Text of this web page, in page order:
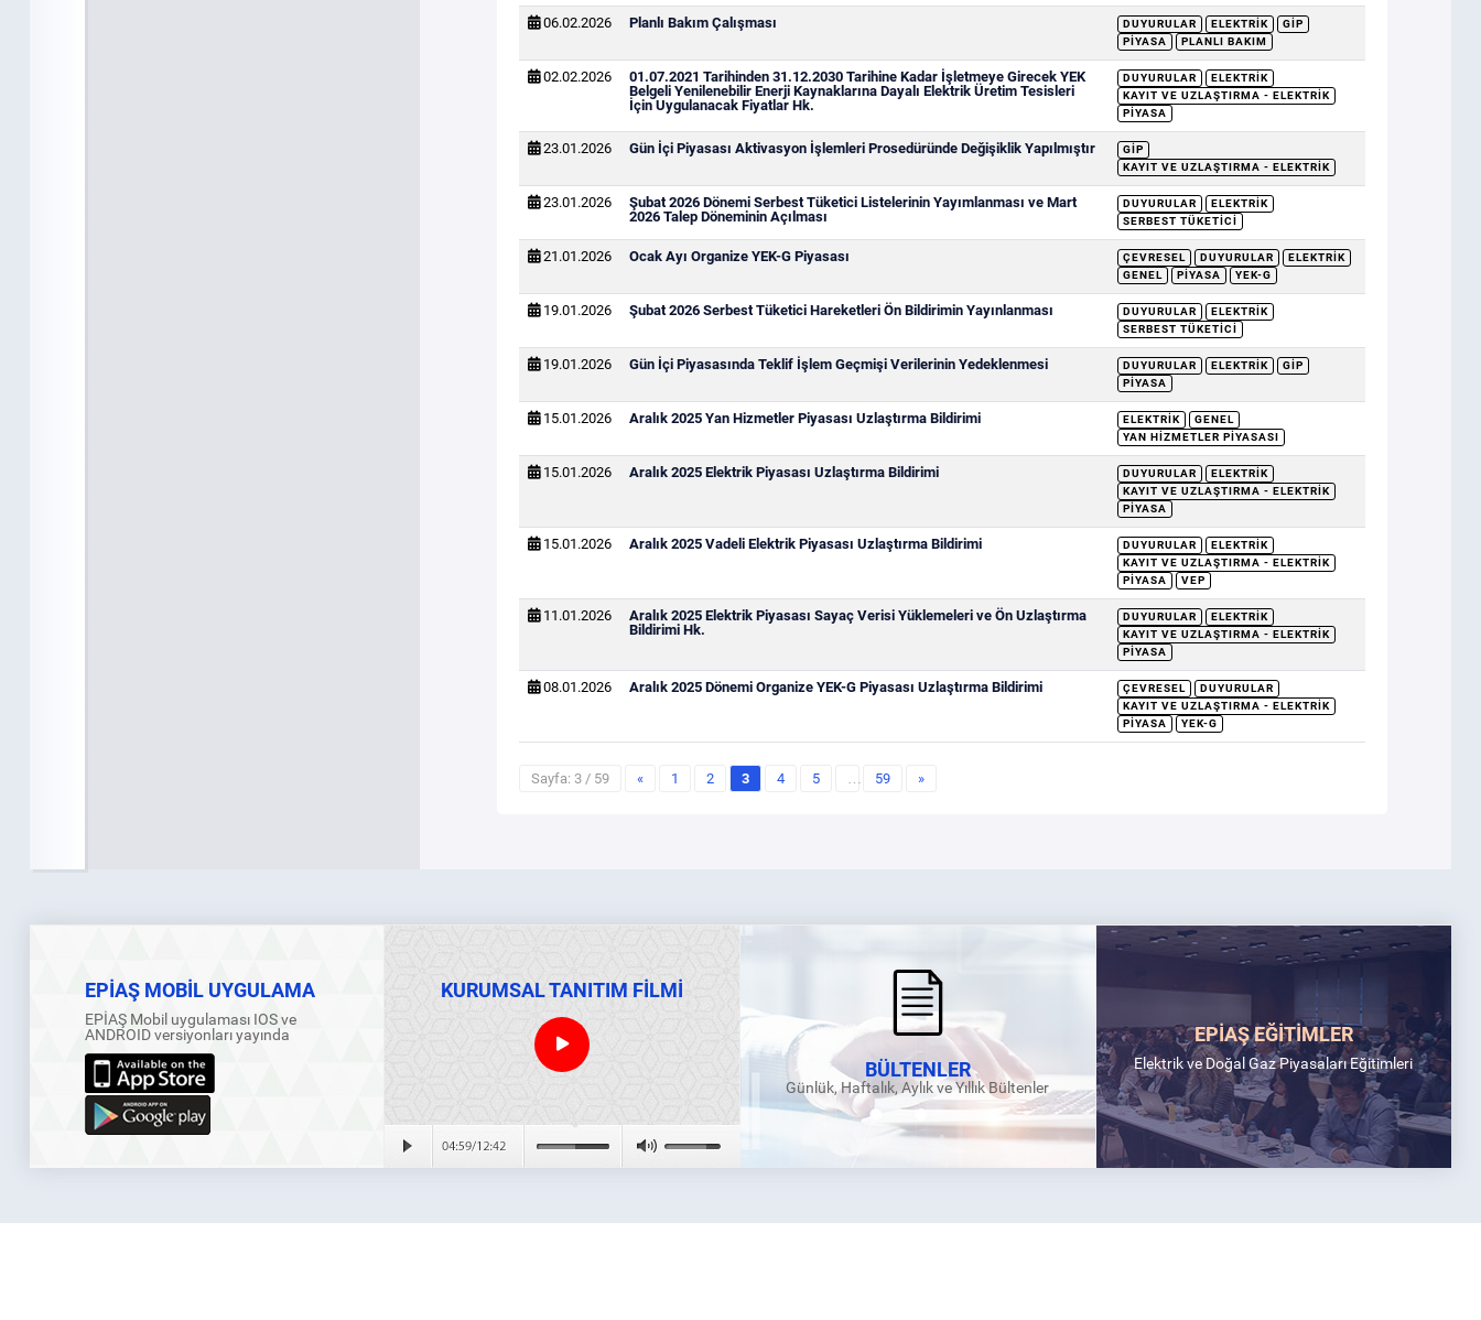
06.02.2026 Planlı Bakım Çalışması DUYURULAR ELEKTRIK
GİP
PIYASA
PLANLI BAKIM
02.02.2026
01.07.2021 Tarihinden 31.12.2030 Tarihine Kadar İşletmeye Girecek YEK
Belgeli Yenilenebilir Enerji Kaynaklarına Dayalı Elektrik Üretim Tesisleri
İçin Uygulanacak Fiyatlar Hk.
DUYURULAR
ELEKTRIK
KAYIT VE UZLAŞTIRMA - ELEKTRIK
PIYASA
23.01.2026 Gün İçi Piyasası Aktivasyon İşlemleri Prosedüründe Değişiklik Yapılmıştır
GİP
KAYIT VE UZLAŞTIRMA - ELEKTRIK
23.01.2026
Şubat 2026 Dönemi Serbest Tüketici Listelerinin Yayımlanması ve Mart
2026 Talep Döneminin Açılması
DUYURULAR
ELEKTRIK
SERBEST TÜKETICI
21.01.2026 Ocak Ayı Organize YEK-G Piyasası ÇEVRESEL DUYURULAR
ELEKTRIK
GENEL
PIYASA YEK-G
19.01.2026 Şubat 2026 Serbest Tüketici Hareketleri Ön Bildirimin Yayınlanması DUYURULAR
ELEKTRIK
SERBEST TÜKETICI
19.01.2026 Gün İçi Piyasasında Teklif İşlem Geçmişi Verilerinin Yedeklenmesi DUYURULAR ELEKTRIK
GİP
PIYASA
15.01.2026 Aralık 2025 Yan Hizmetler Piyasası Uzlaştırma Bildirimi ELEKTRIK
GENEL
YAN HIZMETLER PIYASASI
15.01.2026 Aralık 2025 Elektrik Piyasası Uzlaştırma Bildirimi DUYURULAR
ELEKTRIK
KAYIT VE UZLAŞTIRMA - ELEKTRIK
PIYASA
15.01.2026 Aralık 2025 Vadeli Elektrik Piyasası Uzlaştırma Bildirimi DUYURULAR
ELEKTRIK
KAYIT VE UZLAŞTIRMA - ELEKTRIK
PIYASA
VEP
11.01.2026
Aralık 2025 Elektrik Piyasası Sayaç Verisi Yüklemeleri ve Ön Uzlaştırma
Bildirimi Hk.
DUYURULAR
ELEKTRIK
KAYIT VE UZLAŞTIRMA - ELEKTRIK
PIYASA
08.01.2026 Aralık 2025 Dönemi Organize YEK-G Piyasası Uzlaştırma Bildirimi ÇEVRESEL
DUYURULAR
KAYIT VE UZLAŞTIRMA - ELEKTRIK
PIYASA
YEK-G
Sayfa: 3 / 59 « 1 2 3 4 5 … 59 »
EPİAŞ MOBİL UYGULAMA
EPİAŞ Mobil uygulaması IOS ve
ANDROID versiyonları yayında
KURUMSAL TANITIM FİLMİ
BÜLTENLER
Günlük, Haftalık, Aylık ve Yıllık Bültenler
EPİAŞ EĞİTİMLER
Elektrik ve Doğal Gaz Piyasaları Eğitimleri